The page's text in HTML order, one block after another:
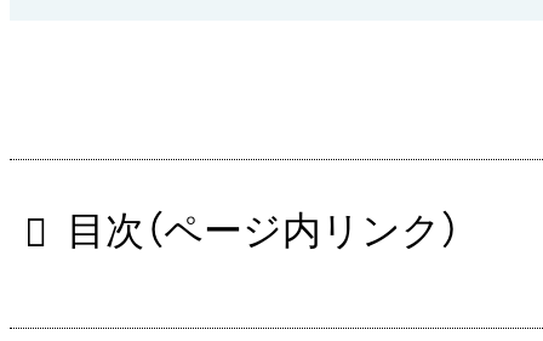
目次（ページ内リンク）